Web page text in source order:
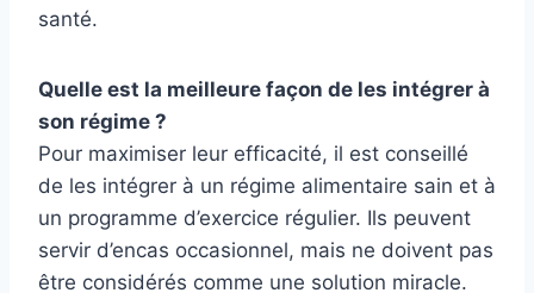
santé.
Quelle est la meilleure façon de les intégrer à
son régime ?
Pour maximiser leur efficacité, il est conseillé
de les intégrer à un régime alimentaire sain et à
un programme d’exercice régulier. Ils peuvent
servir d’encas occasionnel, mais ne doivent pas
être considérés comme une solution miracle.